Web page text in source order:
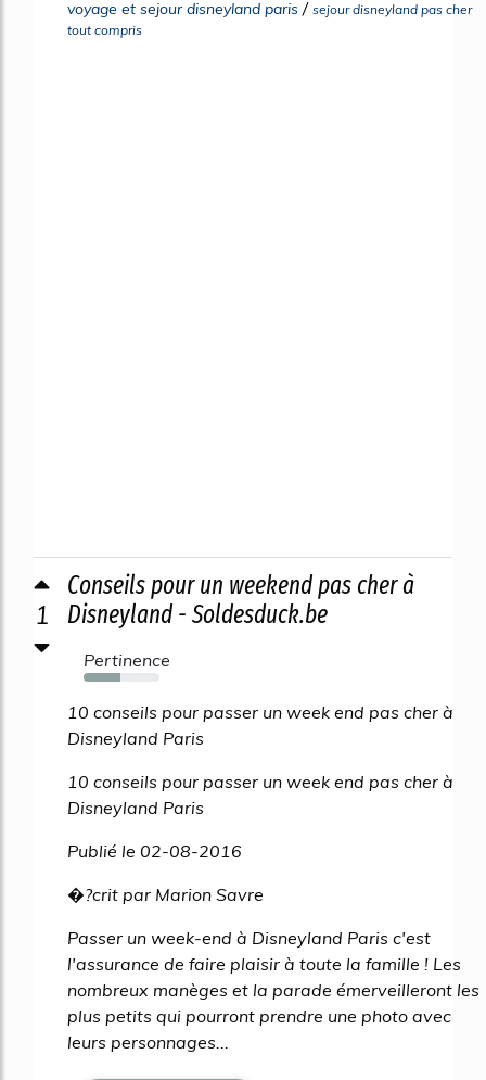
voyage et sejour disneyland paris / sejour disneyland pas cher
tout compris
1
Conseils pour un weekend pas cher à
Disneyland - Soldesduck.be
Pertinence
48%
10 conseils pour passer un week end pas cher à
Disneyland Paris
10 conseils pour passer un week end pas cher à
Disneyland Paris
Publié le 02-08-2016
�?crit par Marion Savre
Passer un week-end à Disneyland Paris c'est
l'assurance de faire plaisir à toute la famille ! Les
nombreux manèges et la parade émerveilleront les
plus petits qui pourront prendre une photo avec
leurs personnages...